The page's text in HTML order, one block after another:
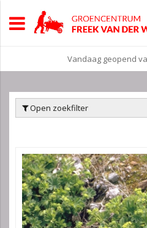
Vandaag geopend
Open zoekfilter